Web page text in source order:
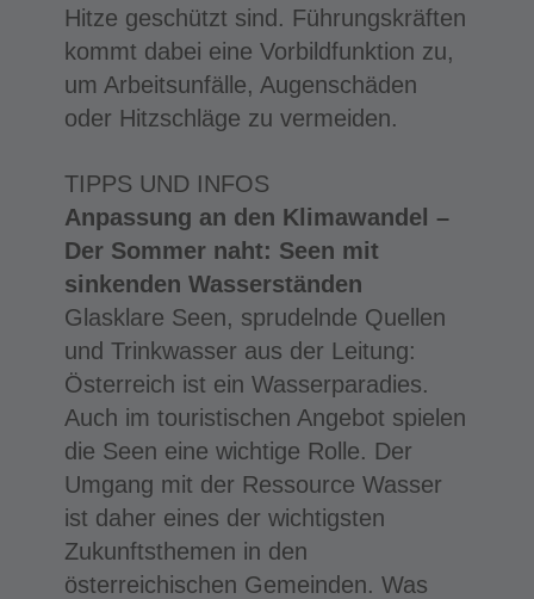
Hitze geschützt sind. Führungskräften
kommt dabei eine Vorbildfunktion zu,
um Arbeitsunfälle, Augenschäden
oder Hitzschläge zu vermeiden.
TIPPS UND INFOS
Anpassung an den Klimawandel –
Der Sommer naht: Seen mit
sinkenden Wasserständen
Glasklare Seen, sprudelnde Quellen
und Trinkwasser aus der Leitung:
Österreich ist ein Wasserparadies.
Auch im touristischen Angebot spielen
die Seen eine wichtige Rolle. Der
Umgang mit der Ressource Wasser
ist daher eines der wichtigsten
Zukunftsthemen in den
österreichischen Gemeinden. Was